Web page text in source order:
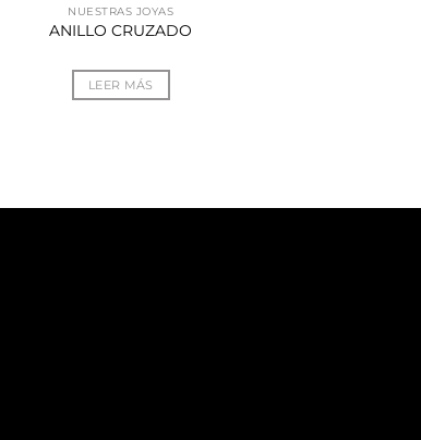
NUESTRAS JOYAS
ANILLO CRUZADO
LEER MÁS